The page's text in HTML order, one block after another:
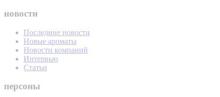
новости
Последние новости
Новые ароматы
Новости компаний
Интервью
Статьи
персоны